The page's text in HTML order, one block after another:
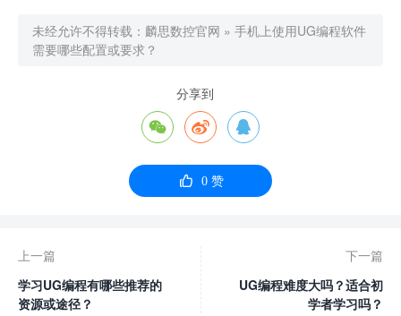
未经允许不得转载： 麟思数控官网 » 手机上使用UG编程软件
需要哪些配置或要求？
分享到
  
 0赞
上一篇
学习UG编程有哪些推荐的
资源或途径？
下一篇
UG编程难度大吗？适合初
学者学习吗？